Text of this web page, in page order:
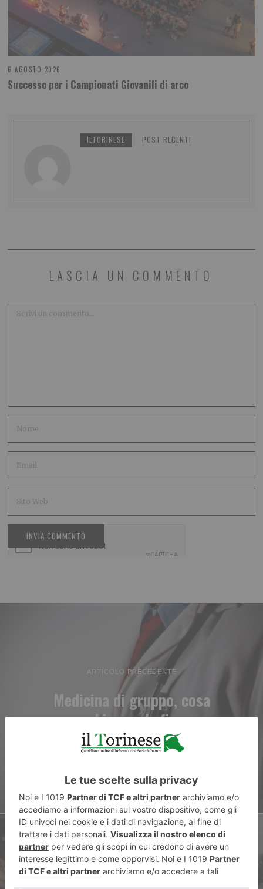
6 AGOSTO 2026
Successo per i Campionati Giovanili di arco
ILTORINESE POST RECENTI
LASCIA UN COMMENTO
ARTICOLO PRECEDENTE
Medicina di gruppo, cosa
cambia con la firma
dell’accordo
ARTICOLO SUCCESSIVO